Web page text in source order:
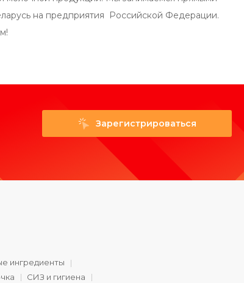
на предприятия Российской Федерации.
Зарегистрироваться
ингредиенты
СИЗ и гигиена